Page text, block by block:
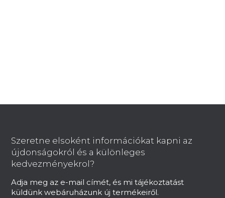
Szeretne elsoként információkat kapni az
újdonságokról és a különleges
kedvezményekrol?
Adja meg az e-mail címét, és mi tájékoztatást
küldünk webáruházunk új termékeiről.